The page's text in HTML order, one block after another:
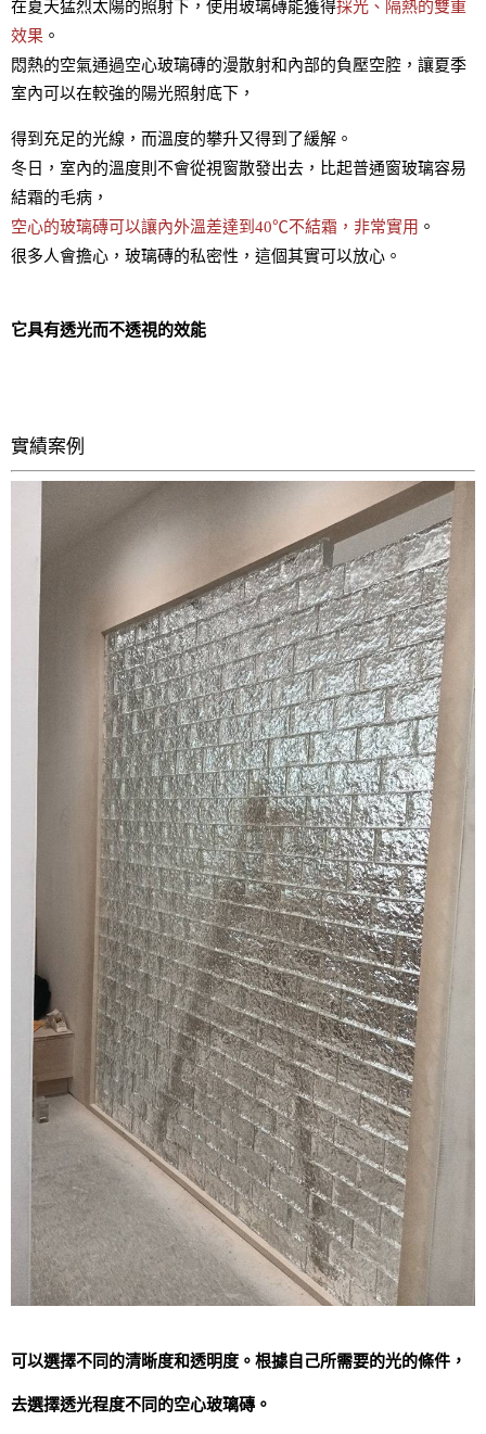
在夏天猛烈太陽的照射下，使用玻璃磚能獲得採光、隔熱的雙重
效果 。
悶熱的空氣通過空心玻璃磚的漫散射和內部的負壓空腔，讓夏季
室內可以在較強的陽光照射底下，
得到充足的光線，而溫度的攀升又得到了緩解。
冬日，室內的溫度則不會從視窗散發出去，比起普通窗玻璃容易
結霜的毛病，
空心的玻璃磚可以讓內外溫差達到40℃不結霜，非常實用 。
很多人會擔心，玻璃磚的私密性，這個其實可以放心。
它具有透光而不透視的效能
實績案例
可以選擇不同的清晰度和透明度。根據自己所需要的光的條件，
去選擇透光程度不同的空心玻璃磚。